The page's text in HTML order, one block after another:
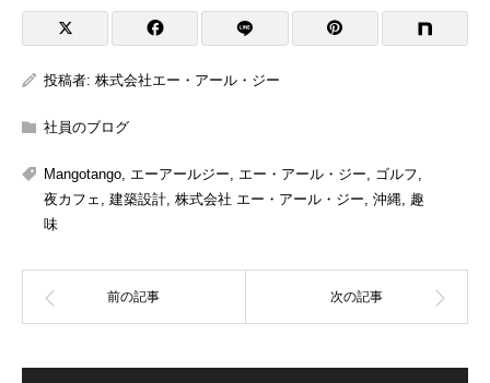
投稿者: 株式会社エー・アール・ジー
社員のブログ
Mangotango エーアールジー エー・アール・ジー ゴルフ
夜カフェ
建築設計 株式会社 エー・アール・ジー 沖縄
趣
味